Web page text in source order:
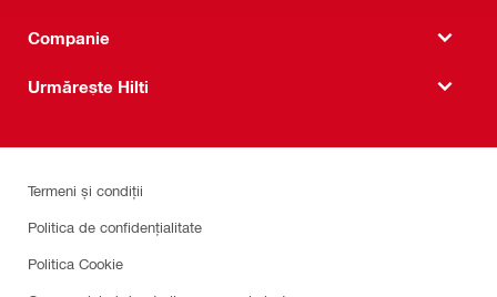
Companie
Urmărește Hilti
Termeni și condiții
Politica de confidențialitate
Politica Cookie